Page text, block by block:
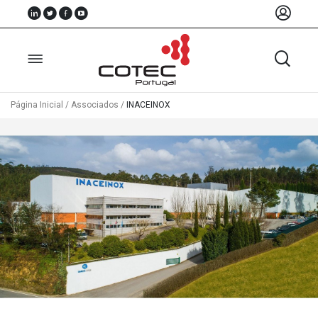
Sobre
Nós
Associados
Recursos
Notícias
Eventos
Projectos
Página Inicial / Associados / INACEINOX